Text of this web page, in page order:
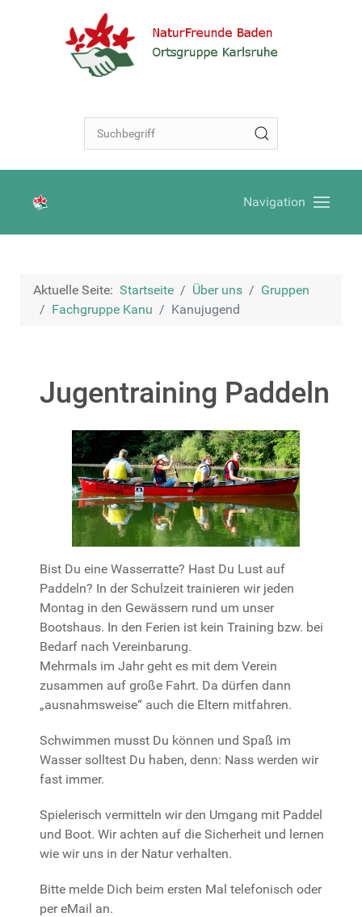
Navigation
Aktuelle Seite: Startseite Über uns
Gruppen
Fachgruppe Kanu
Kanujugend
Jugentraining Paddeln
Bist Du eine Wasserratte? Hast Du Lust auf
Paddeln? In der Schulzeit trainieren wir jeden
Montag in den Gewässern rund um unser
Bootshaus. In den Ferien ist kein Training bzw. bei
Bedarf nach Vereinbarung.
Mehrmals im Jahr geht es mit dem Verein
zusammen auf große Fahrt. Da dürfen dann
„ausnahmsweise“ auch die Eltern mitfahren.
Schwimmen musst Du können und Spaß im
Wasser solltest Du haben, denn: Nass werden wir
fast immer.
Spielerisch vermitteln wir den Umgang mit Paddel
und Boot. Wir achten auf die Sicherheit und lernen
wie wir uns in der Natur verhalten.
Bitte melde Dich beim ersten Mal telefonisch oder
per eMail an.